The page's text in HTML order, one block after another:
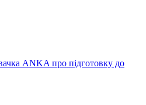
ANKA про підготовку до